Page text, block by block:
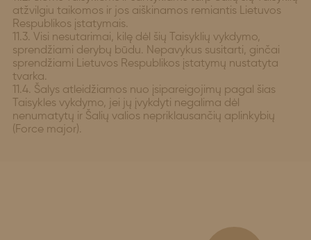
atžvilgiu taikomos ir jos aiškinamos remiantis Lietuvos
Respublikos įstatymais.
11.3. Visi nesutarimai, kilę dėl šių Taisyklių vykdymo,
sprendžiami derybų būdu. Nepavykus susitarti, ginčai
sprendžiami Lietuvos Respublikos įstatymų nustatyta
tvarka.
11.4. Šalys atleidžiamos nuo įsipareigojimų pagal šias
Taisykles vykdymo, jei jų įvykdyti negalima dėl
nenumatytų ir Šalių valios nepriklausančių aplinkybių
(Force major).